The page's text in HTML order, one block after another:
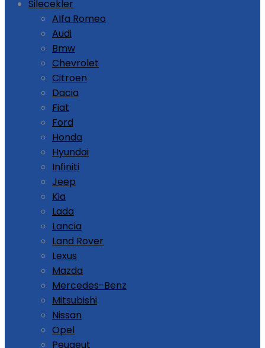
Silecekler
Alfa Romeo
Audi
Bmw
Chevrolet
Citroen
Dacia
Fiat
Ford
Honda
Hyundai
Infiniti
Jeep
Kia
Lada
Lancia
Land Rover
Lexus
Mazda
Mercedes-Benz
Mitsubishi
Nissan
Opel
Peugeut